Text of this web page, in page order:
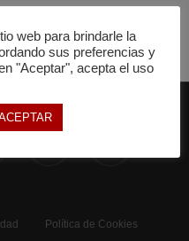
instagram
Política de Cookies
web para brindarle la
sus preferencias y
"Aceptar", acepta el uso